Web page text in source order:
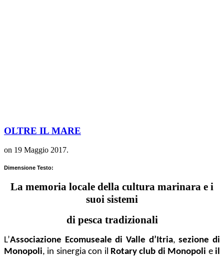
OLTRE IL MARE
on 19 Maggio 2017.
Dimensione Testo:
La memoria locale della cultura marinara e i
suoi sistemi
di pesca tradizionali
L’Associazione Ecomuseale di Valle d’Itria,sezione di
Monopoli, in sinergia con il Rotary club di Monopoli e il